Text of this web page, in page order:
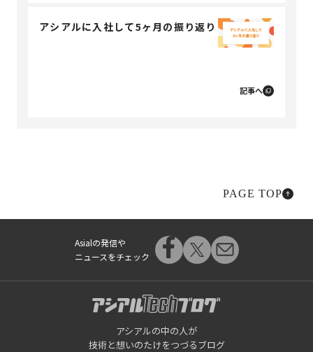
アシアルに入社して5ヶ月の振り返り
記事へ
PAGE TOP
Asialの発信や
ニュースをチェック
アシアルの中の人が
技術と想いのたけをつづるブログ